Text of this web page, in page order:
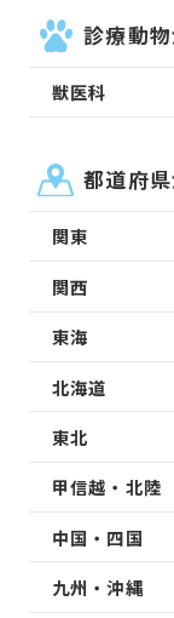
診療動
獣医科
都道府
関東
関西
東海
北海道
東北
甲信越・北陸
中国・四国
九州・沖縄